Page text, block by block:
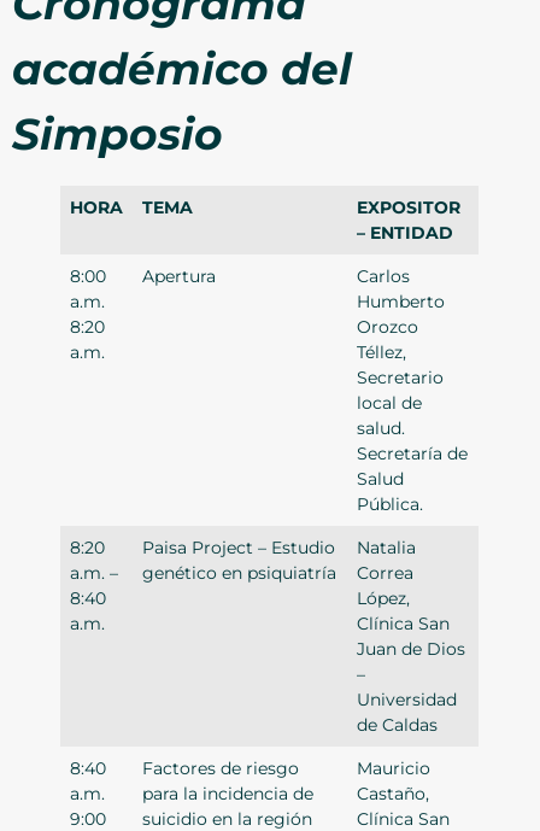
académico del
Simposio
HORA TEMA
EXPOSITOR
– ENTIDAD
8:00
a.m.
8:20
a.m.
Apertura
Carlos
Humberto
Orozco
Téllez,
Secretario
local de
salud.
Secretaría de
Salud
Pública.
8:20
a.m. –
8:40
a.m.
Paisa Project – Estudio
genético en psiquiatría
Natalia
Correa
López,
Clínica San
Juan de Dios
–
Universidad
de Caldas
8:40
a.m.
9:00
Factores de riesgo
para la incidencia de
suicidio en la región
Mauricio
Castaño,
Clínica San